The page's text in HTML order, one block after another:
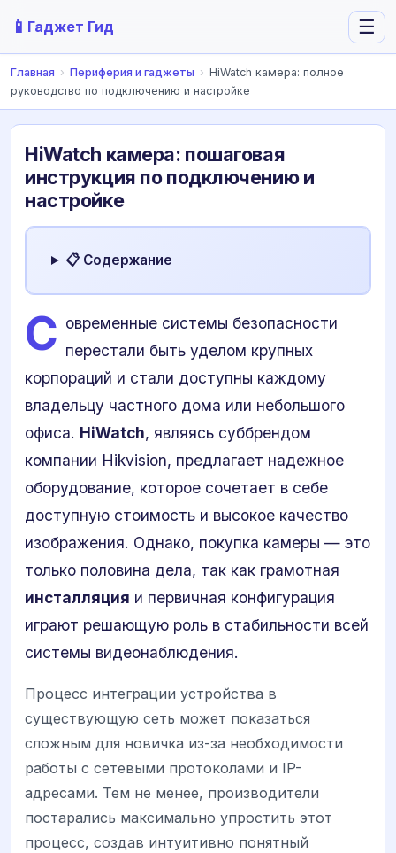
📱 Гаджет Гид ☰
Главная › Периферия и гаджеты › HiWatch камера: полное
руководство по подключению и настройке
HiWatch камера: пошаговая
инструкция по подключению и
настройке
📋 Содержание
С овременные системы безопасности
перестали быть уделом крупных
корпораций и стали доступны каждому
владельцу частного дома или небольшого
офиса. HiWatch, являясь суббрендом
компании Hikvision, предлагает надежное
оборудование, которое сочетает в себе
доступную стоимость и высокое качество
изображения. Однако, покупка камеры — это
только половина дела, так как грамотная
инсталляция и первичная конфигурация
играют решающую роль в стабильности всей
системы видеонаблюдения.
Процесс интеграции устройства в
существующую сеть может показаться
сложным для новичка из-за необходимости
работы с сетевыми протоколами и IP-
адресами. Тем не менее, производители
постарались максимально упростить этот
процесс, создав интуитивно понятный